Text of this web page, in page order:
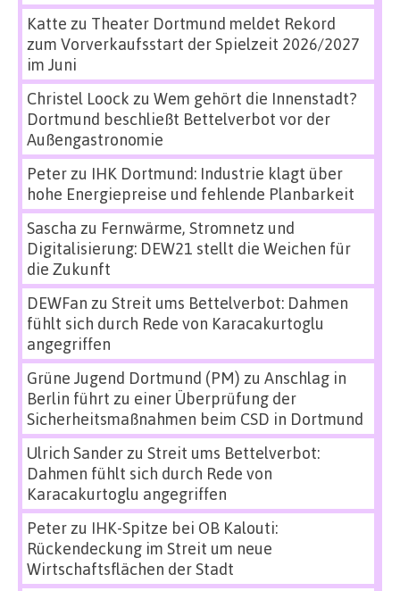
Katte zu Theater Dortmund meldet Rekord
zum Vorverkaufsstart der Spielzeit 2026/2027
im Juni
Christel Loock zu Wem gehört die Innenstadt?
Dortmund beschließt Bettelverbot vor der
Außengastronomie
Peterzu IHK Dortmund: Industrie klagt über
hohe Energiepreise und fehlende Planbarkeit
Sascha zu Fernwärme, Stromnetz und
Digitalisierung: DEW21 stellt die Weichen für
die Zukunft
DEWFan zu Streit ums Bettelverbot: Dahmen
fühlt sich durch Rede von Karacakurtoglu
angegriffen
Grüne Jugend Dortmund (PM) zu Anschlag in
Berlin führt zu einer Überprüfung der
Sicherheitsmaßnahmen beim CSD in Dortmund
Ulrich Sanderzu Streit ums Bettelverbot:
Dahmen fühlt sich durch Rede von
Karacakurtoglu angegriffen
Peterzu IHK-Spitze bei OB Kalouti:
Rückendeckung im Streit um neue
Wirtschaftsflächen der Stadt